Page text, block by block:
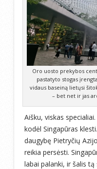
Oro uosto prekybos
pastatyto stogas
vidaus baseiną lietųsi
– bet net ir jas
Aišku, viskas
kodėl Singapūras
daugybę Pietryčių
reikia persėsti.
labai palanki, ir šalis